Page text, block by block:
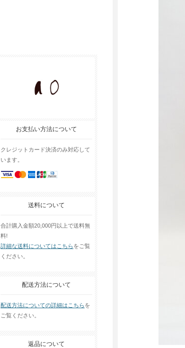
お支払い方法について
クレジットカード決済のみ対応して
います。
送料について
合計購入金額20,000円以上で送料無
料!
詳細な送料についてはこちらをご覧
ください。
配送方法について
配送方法についての詳細はこちらを
ご覧ください。
返品について